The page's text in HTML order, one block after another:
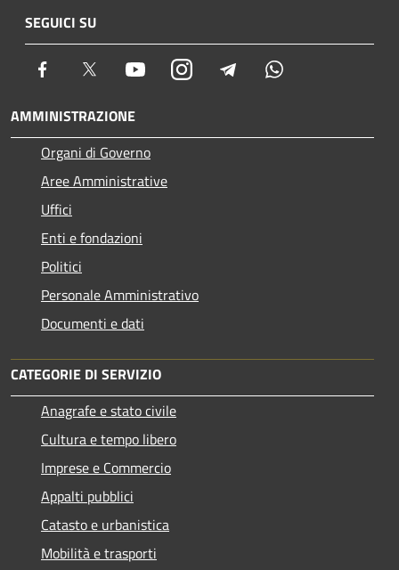
SEGUICI SU
Facebook Twitter YoutubeInstagram Telegram
AMMINISTRAZIONE
Organi di Governo
Aree Amministrative
Uffici
Enti e fondazioni
Politici
Personale Amministrativo
Documenti e dati
CATEGORIE DI SERVIZIO
Anagrafe e stato civile
Cultura e tempo libero
Imprese e Commercio
Appalti pubblici
Catasto e urbanistica
Mobilità e trasporti